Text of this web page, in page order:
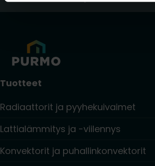
Tuotteet
Radiaattorit ja pyyhekuivaimet
Lattialämmitys ja -viilennys
Konvektorit ja puhallinkonvektorit